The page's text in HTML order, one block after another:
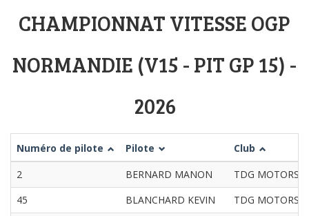
CHAMPIONNAT VITESSE OGP
NORMANDIE (V15 - PIT GP 15) -
2026
Numéro de pilote Pilote
Club
2
BERNARD MANON
TDG MOTORS
45
BLANCHARD KEVIN
TDG MOTORS